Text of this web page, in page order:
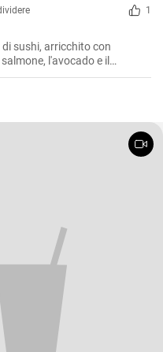
1
sushi, arricchito con
l'avocado e il
retrogusto croccante e